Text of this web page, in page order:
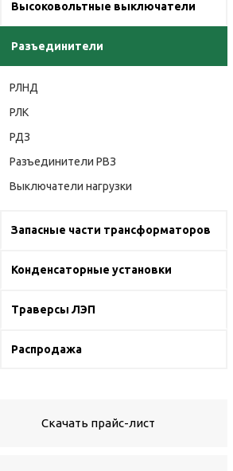
Высоковольтные выключатели
Разъединители
РЛНД
РЛК
РДЗ
Разъединители РВЗ
Выключатели нагрузки
Запасные части трансформаторов
Конденсаторные установки
Траверсы ЛЭП
Распродажа
Скачать прайс-лист